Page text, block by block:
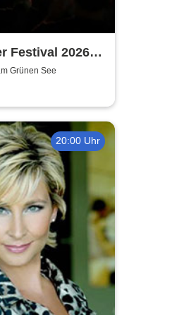
Festival 2026 -
Blond,
Grünen See
20:00 Uhr